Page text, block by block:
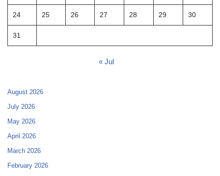
24 25 26 27 28 29 30
31
« Jul
August 2026
July 2026
May 2026
April 2026
March 2026
February 2026